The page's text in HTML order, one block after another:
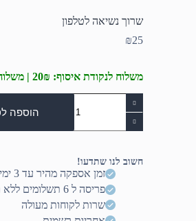
שרוך נשיאה לטלפון
₪25
משלוח לנקודת איסוף: 20₪ | משלוח עד הבית: 50₪
כמות
של
שרוך
נשיאה
הוספה
חשוב לנו שתדעו!
זמן אספקה מהיר עד 3 ימי עסקים
פריסה ל 6 תשלומים ללא ריבית (יותר? דברו איתנו)
שרות לקוחות מעולה